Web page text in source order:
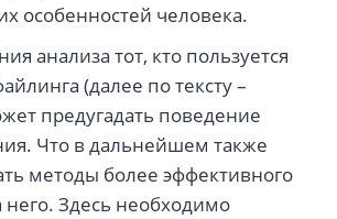
особенностей человека.
анализа тот, кто пользуется
(далее по тексту –
предугадать поведение
Что в дальнейшем также
методы более эффективного
него. Здесь необходимо